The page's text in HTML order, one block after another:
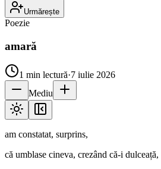
Urmărește
Poezie
amară
1 min lectură·7 iulie 2026
Mediu
am constatat, surprins,
că umblase cineva, crezând că-i dulceață,